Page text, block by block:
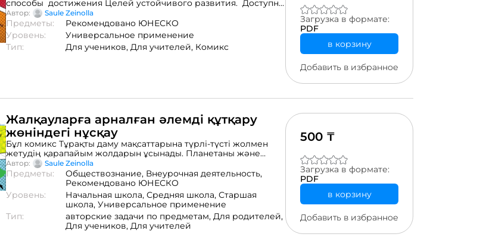
способы достижения Целей устойчивого развития. Доступно
и легко рассказано об ежедневных действиях,
способствующих сохранению планеты и окружающей среды.
Рекомендованы для читателей любого возраста.
Автор: Saule Zeinolla
Предметы:
Рекомендовано ЮНЕСКО
Уровень:
Универсальное применение
Тип:
Для учеников, Для учителей, Комикс
Загрузка в формате:
PDF
в корзину
Добавить в избранное
Жалқауларға арналған әлемді құтқару
жөніндегі нұсқау
Бұл комикс Тұрақты даму мақсаттарына түрлі-түсті жолмен
жетудің қарапайым жолдарын ұсынады. Планетаны және
қоршаған ортаны сақтауға ықпал ететін күнделікті қол жетімді
әрекеттер туралы оңай айтылған. Барлық жастағы
оқырмандарға ұсынылады.
Автор: Saule Zeinolla
Предметы: Обществознание, Внеурочная деятельность,
Рекомендовано ЮНЕСКО
Уровень:
Начальная школа, Средняя школа, Старшая
школа, Универсальное применение
Тип:
авторские задачи по предметам, Для родителей,
Для учеников, Для учителей
500 ₸
Загрузка в формате:
PDF
в корзину
Добавить в избранное